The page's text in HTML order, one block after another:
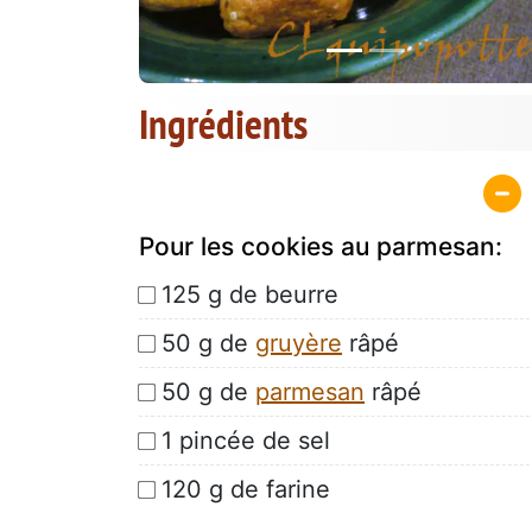
Ingrédients
Pour les cookies au parmesan:
125 g de beurre
50 g de gruyère râpé
50 g de parmesan râpé
1 pincée de sel
120 g de farine